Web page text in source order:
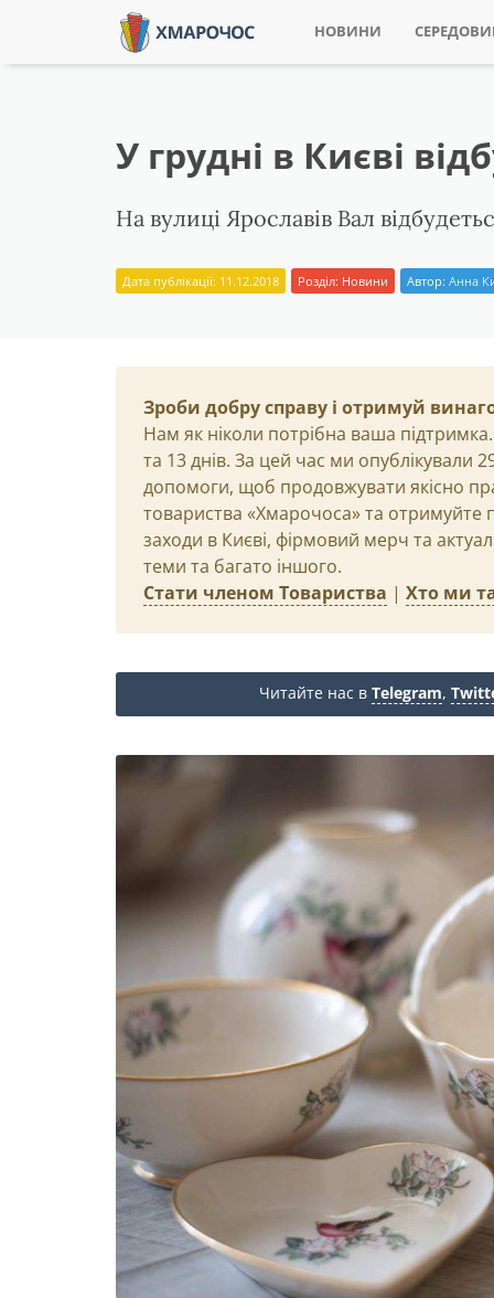
НОВИНИ
У грудні в Києві
На вулиці Ярославів Вал
Дата публікації: 11.12.2018 Розділ: Новини Автор: Анна
Зроби добру справу і отримуй
Нам як ніколи потрібна ваша
та 13 днів. За цей час ми
допомоги, щоб продовжувати якісно
товариства «Хмарочоса» та отримуйте
заходи в Києві, фірмовий мерч та
теми та багато іншого.
Стати членом Товариства | Хто ми
Читайте нас в Telegram,